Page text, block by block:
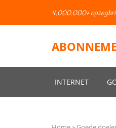
4.000.000+
INTERNET